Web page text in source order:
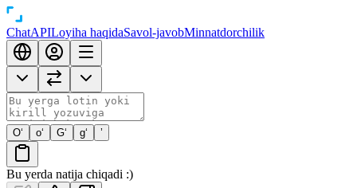
ChatAPILoyiha haqidaSavol-javobMinnatdorchilik
O‘ o‘ G‘ g‘ ’
Bu yerda natija chiqadi :)